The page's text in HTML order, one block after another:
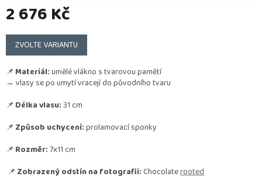
2 676 Kč
Měrná
cena:
ZVOLTE VARIANTU
📌Materiál:umělé vlákno s tvarovou pamětí
→ vlasy se po umytí vracejí do původního tvaru
📌Délka vlasu:31 cm
📌Způsob uchycení:prolamovací sponky
📌Rozměr:7x11 cm
📌Zobrazený odstín na fotografii: Chocolaterooted